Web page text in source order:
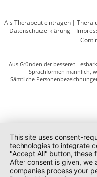
Als Therapeut eintragen |
Datenschutzerklärung|
Aus Gründen der besseren
Sprachformen männlich,
Sämtliche
This site uses consent-
technologies to integrate
"Accept All" button, these
After consent is given,
companies process your